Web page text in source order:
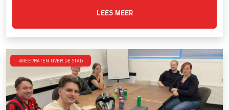
LEES MEER
#Meepraten over de stad